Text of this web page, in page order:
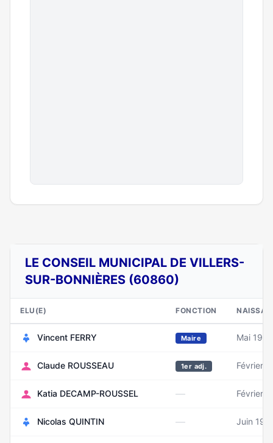
LE CONSEIL MUNICIPAL DE VILLERS-
SUR-BONNIÈRES (60860)
ELU(E) FONCTION
Vincent FERRY Maire Mai 1973
Claude ROUSSEAU 1er adj. Février
Katia DECAMP-ROUSSEL — Février
Nicolas QUINTIN — Juin